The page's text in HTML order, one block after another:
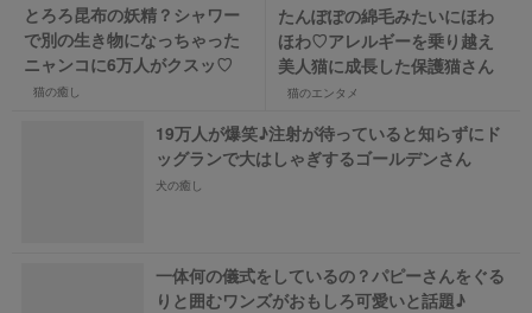
とろろ昆布の妖精？シャワー
で別の生き物になっちゃった
ニャンコに6万人がクスッ♡
猫の癒し
たんぽぽの綿毛みたいにほわ
ほわ♡アレルギーを乗り越え
美人猫に成長した保護猫さん
猫のエンタメ
19万人が爆笑♪注射が待っていると知らずにド
ッグランで大はしゃぎするゴールデンさん
犬の癒し
一体何の儀式をしているの？パピーさんをぐる
りと囲むワンズがおもしろ可愛いと話題♪